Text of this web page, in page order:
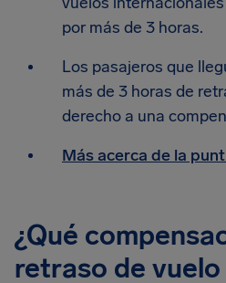
por más de 3 horas.
Los pasajeros que
más de 3 horas de
derecho a una
Más acerca de la
¿Qué
retraso de vuelo